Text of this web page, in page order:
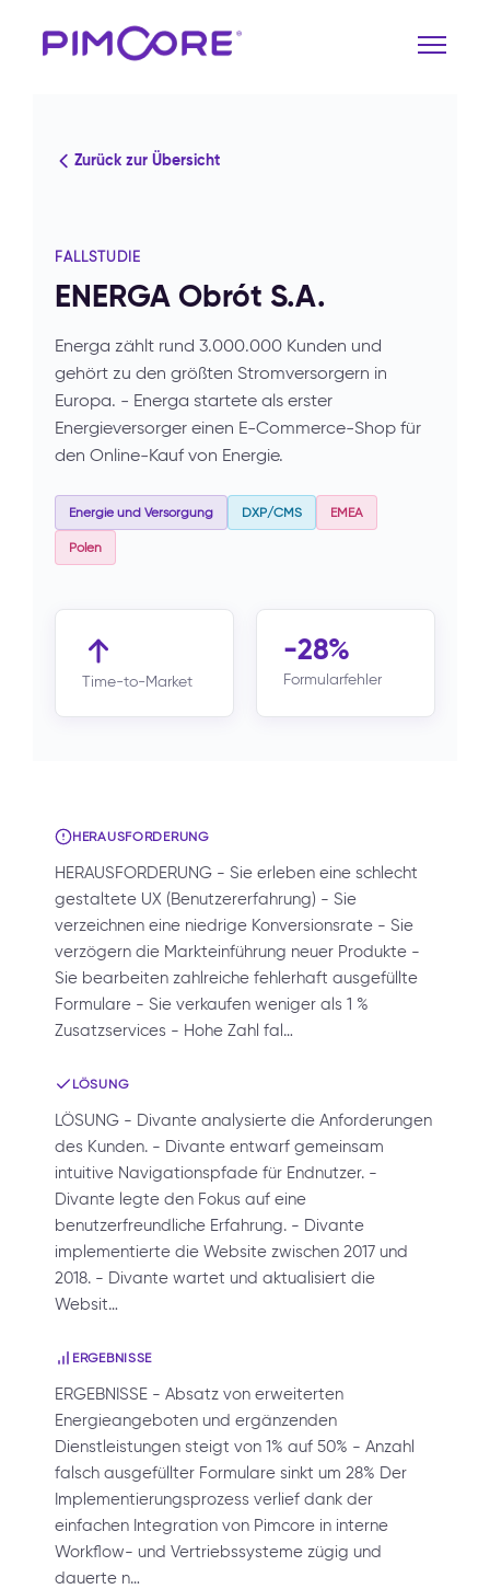
Zurück zur Übersicht
FALLSTUDIE
ENERGA Obrót S.A.
Energa zählt rund 3.000.000 Kunden und
gehört zu den größten Stromversorgern in
Europa. - Energa startete als erster
Energieversorger einen E-Commerce-Shop für
den Online-Kauf von Energie.
Energie und Versorgung DXP/CMS EMEA
Polen
Time-to-Market
-28%
Formularfehler
HERAUSFORDERUNG
HERAUSFORDERUNG - Sie erleben eine schlecht
gestaltete UX (Benutzererfahrung) - Sie
verzeichnen eine niedrige Konversionsrate - Sie
verzögern die Markteinführung neuer Produkte -
Sie bearbeiten zahlreiche fehlerhaft ausgefüllte
Formulare - Sie verkaufen weniger als 1 %
Zusatzservices - Hohe Zahl fal…
LÖSUNG
LÖSUNG - Divante analysierte die Anforderungen
des Kunden. - Divante entwarf gemeinsam
intuitive Navigationspfade für Endnutzer. -
Divante legte den Fokus auf eine
benutzerfreundliche Erfahrung. - Divante
implementierte die Website zwischen 2017 und
2018. - Divante wartet und aktualisiert die
Websit…
ERGEBNISSE
ERGEBNISSE - Absatz von erweiterten
Energieangeboten und ergänzenden
Dienstleistungen steigt von 1% auf 50% - Anzahl
falsch ausgefüllter Formulare sinkt um 28% Der
Implementierungsprozess verlief dank der
einfachen Integration von Pimcore in interne
Workflow- und Vertriebssysteme zügig und
dauerte n…